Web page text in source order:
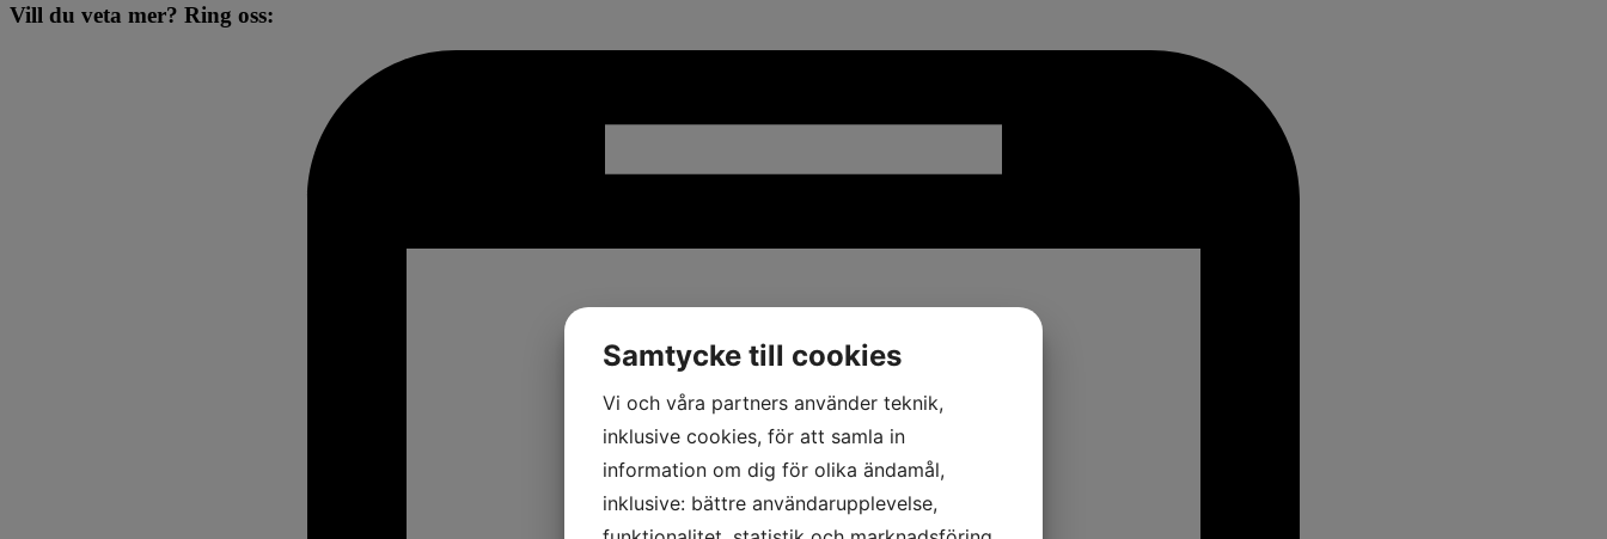
Vill du veta mer? Ring oss:
Samtycke till cookies
Vi och våra partners använder teknik,
inklusive cookies, för att samla in
information om dig för olika ändamål,
inklusive: bättre användarupplevelse,